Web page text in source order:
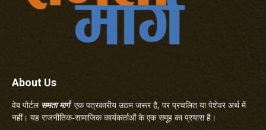
About Us
वेब पोर्टल समता मार्गएक पत्रकारीय उद्यम जरूर है, पर प्रचलित या पेशेवर अर्थ में
नहीं। यह राजनीतिक-सामाजिक कार्यकर्ताओं के एक समूह का प्रयास है।